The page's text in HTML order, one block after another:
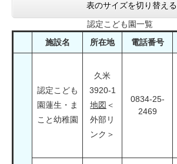
表のサイズを切り替える
認定こども園一覧
施設名
所在地 電話番号
認定こども
園蓮生・ま
こと幼稚園
久米
3920-1
地図 ＜
外部リ
ンク＞
0834-25-
2469